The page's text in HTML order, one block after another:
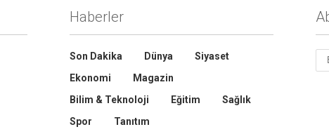
Haberler
Son Dakika Dünya
Siyaset
Ekonomi
Magazin
Bilim & Teknoloji
Eğitim
Sağlık
Spor
Tanıtım